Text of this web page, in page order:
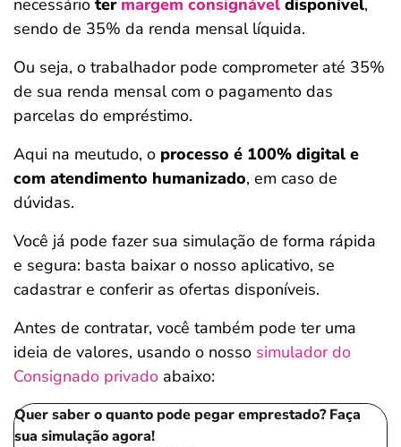
necessário ter margem consignável disponível,
sendo de 35% da renda mensal líquida.
Ou seja, o trabalhador pode comprometer até 35%
de sua renda mensal com o pagamento das
parcelas do empréstimo.
Aqui na meutudo, o processo é 100% digital e
com atendimento humanizado, em caso de
dúvidas.
Você já pode fazer sua simulação de forma rápida
e segura: basta baixar o nosso aplicativo, se
cadastrar e conferir as ofertas disponíveis.
Antes de contratar, você também pode ter uma
ideia de valores, usando o nosso simulador do
Consignado privado abaixo:
Quer saber o quanto pode pegar emprestado? Faça
sua simulação agora!